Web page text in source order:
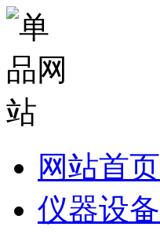
网站首页
仪器设备